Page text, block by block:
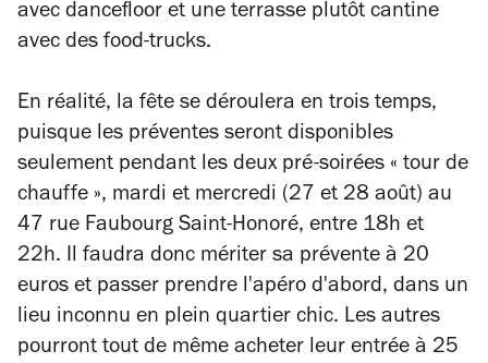
avec dancefloor et une terrasse plutôt cantine
avec des food-trucks.
En réalité, la fête se déroulera en trois temps,
puisque les préventes seront disponibles
seulement pendant les deux pré-soirées « tour de
chauffe », mardi et mercredi (27 et 28 août) au
47 rue Faubourg Saint-Honoré, entre 18h et
22h. Il faudra donc mériter sa prévente à 20
euros et passer prendre l'apéro d'abord, dans un
lieu inconnu en plein quartier chic. Les autres
pourront tout de même acheter leur entrée à 25